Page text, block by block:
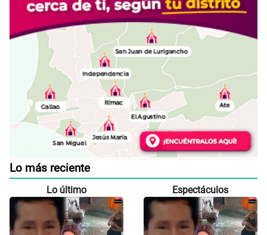
Lo más reciente
Lo último Espectáculos